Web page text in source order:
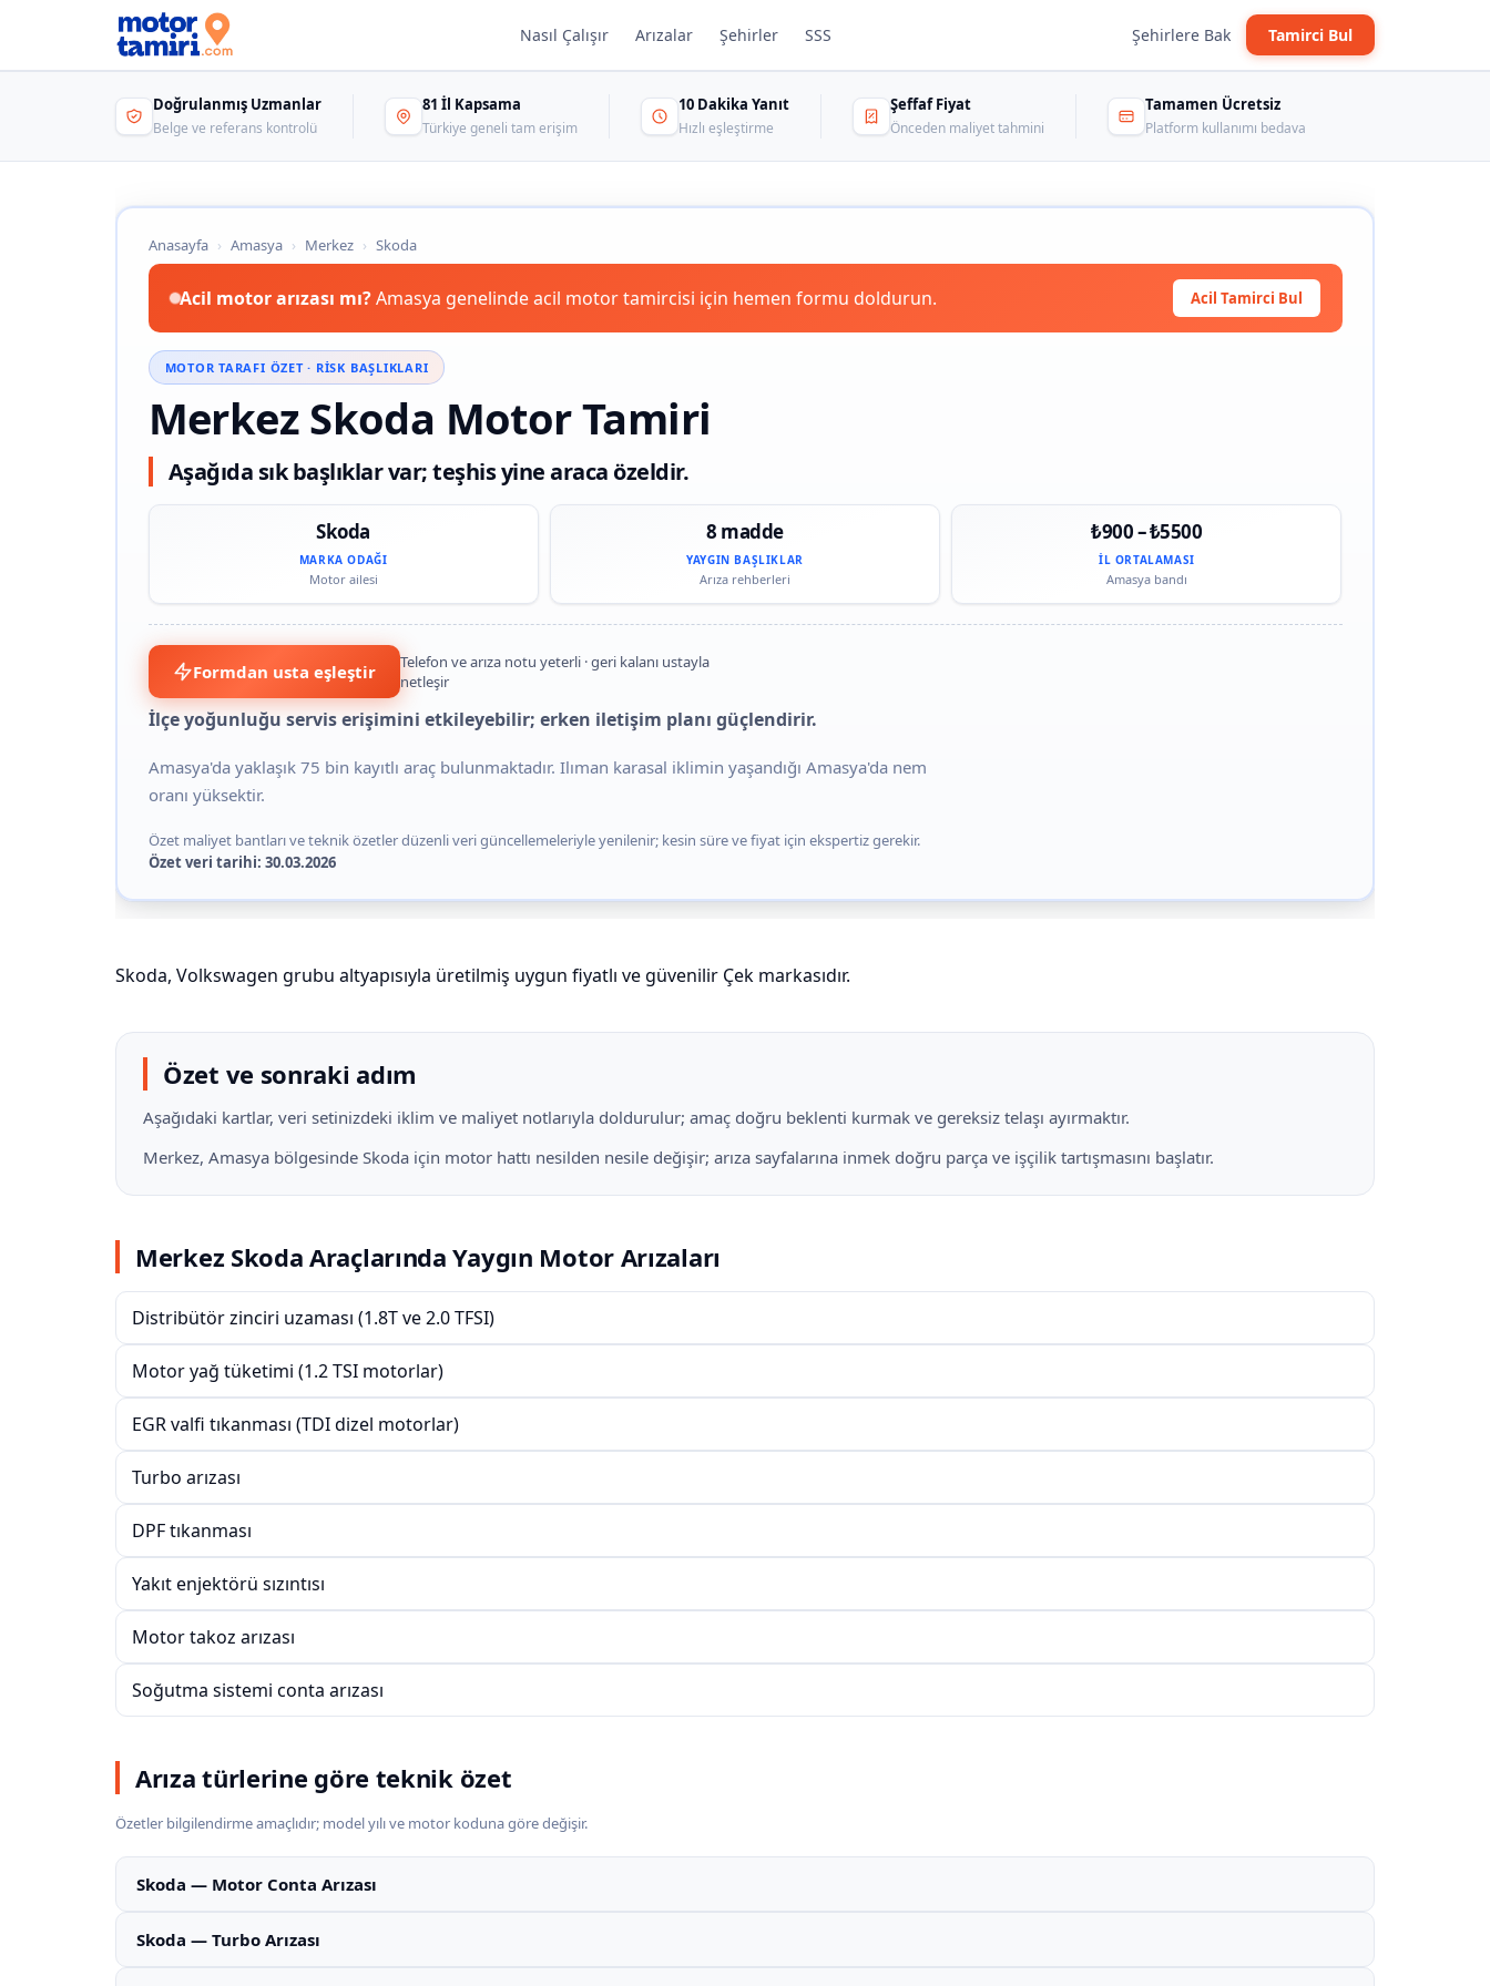
Nasıl Çalışır Arızalar Şehirler SSS Şehirlere Bak Tamirci Bul
Doğrulanmış Uzmanlar
Belge ve referans kontrolü
81 İl Kapsama
Türkiye geneli tam erişim
10 Dakika Yanıt
Hızlı eşleştirme
Şeffaf Fiyat
Önceden maliyet tahmini
Tamamen Ücretsiz
Platform kullanımı bedava
Anasayfa › Amasya › Merkez › Skoda
Acil motor arızası mı?Amasya genelinde acil motor tamircisi için hemen formu doldurun. Acil Tamirci Bul
MOTOR TARAFI ÖZET · RISK BAŞLIKLARI
Merkez Skoda Motor Tamiri
Aşağıda sık başlıklar var; teşhis yine araca özeldir.
Skoda
MARKA ODAĞI
Motor ailesi
8 madde
YAYGIN BAŞLIKLAR
Arıza rehberleri
₺900 – ₺5500
İL ORTALAMASI
Amasya bandı
Formdan usta eşleştir
Telefon ve arıza notu yeterli · geri kalanı ustayla
netleşir
İlçe yoğunluğu servis erişimini etkileyebilir; erken iletişim planı güçlendirir.
Amasya'da yaklaşık 75 bin kayıtlı araç bulunmaktadır. Ilıman karasal iklimin yaşandığı Amasya'da nem
oranı yüksektir.
Özet maliyet bantları ve teknik özetler düzenli veri güncellemeleriyle yenilenir; kesin süre ve fiyat için ekspertiz gerekir.
Özet veri tarihi: 30.03.2026
Skoda, Volkswagen grubu altyapısıyla üretilmiş uygun fiyatlı ve güvenilir Çek markasıdır.
Özet ve sonraki adım
Aşağıdaki kartlar, veri setinizdeki iklim ve maliyet notlarıyla doldurulur; amaç doğru beklenti kurmak ve gereksiz telaşı ayırmaktır.
Merkez, Amasya bölgesinde Skoda için motor hattı nesilden nesile değişir; arıza sayfalarına inmek doğru parça ve işçilik tartışmasını başlatır.
Merkez Skoda Araçlarında Yaygın Motor Arızaları
Distribütör zinciri uzaması (1.8T ve 2.0 TFSI)
Motor yağ tüketimi (1.2 TSI motorlar)
EGR valfi tıkanması (TDI dizel motorlar)
Turbo arızası
DPF tıkanması
Yakıt enjektörü sızıntısı
Motor takoz arızası
Soğutma sistemi conta arızası
Arıza türlerine göre teknik özet
Özetler bilgilendirme amaçlıdır; model yılı ve motor koduna göre değişir.
Skoda — Motor Conta Arızası
Skoda — Turbo Arızası